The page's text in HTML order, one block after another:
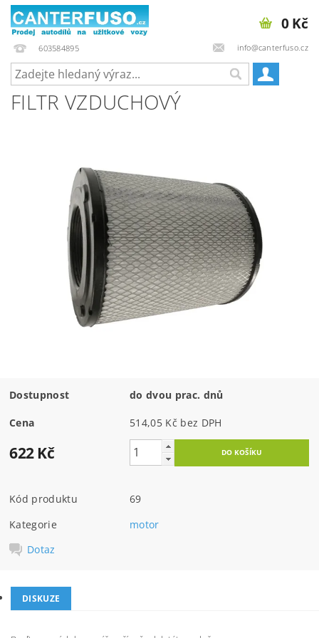
603584895 info@canterfuso.cz
0 Kč
FILTR VZDUCHOVÝ
Dostupnost do dvou prac. dnů
Cena 514,05 Kč bez DPH
622 Kč
Kód produktu
69
Kategorie
motor
Dotaz
DISKUZE